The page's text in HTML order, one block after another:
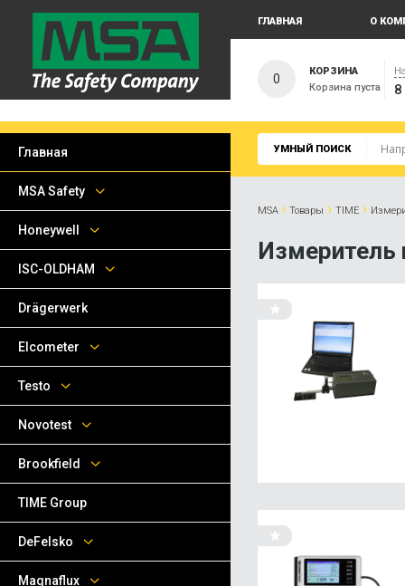
ГЛАВНАЯ О
0
КОРЗИНА
Корзина пуста
УМНЫЙ ПОИСК
MSA › Товары › TIME ›
Измеритель
Главная
MSA Safety
Honeywell
ISC-OLDHAM
Drägerwerk
Elcometer
Testo
Novotest
Brookfield
TIME Group
DeFelsko
Magnaflux